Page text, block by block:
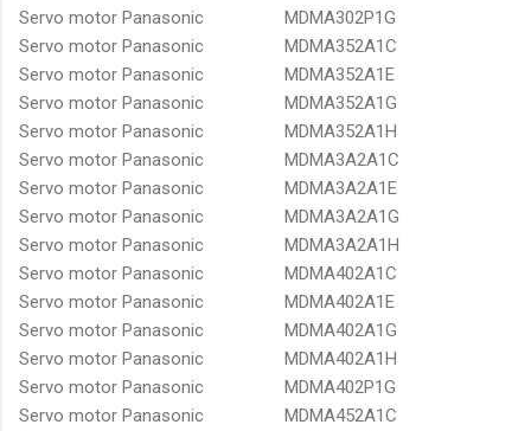
Servo motor Panasonic
MDMA302P1G
Servo motor Panasonic
MDMA352A1C
Servo motor Panasonic
MDMA352A1E
Servo motor Panasonic
MDMA352A1G
Servo motor Panasonic
MDMA352A1H
Servo motor Panasonic
MDMA3A2A1C
Servo motor Panasonic
MDMA3A2A1E
Servo motor Panasonic
MDMA3A2A1G
Servo motor Panasonic
MDMA3A2A1H
Servo motor Panasonic
MDMA402A1C
Servo motor Panasonic
MDMA402A1E
Servo motor Panasonic
MDMA402A1G
Servo motor Panasonic
MDMA402A1H
Servo motor Panasonic
MDMA402P1G
Servo motor Panasonic
MDMA452A1C